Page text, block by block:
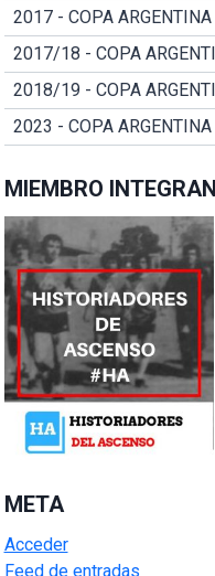
2017 - COPA ARGENTINA
2017/18 - COPA
2018/19 - COPA
2023 - COPA ARGENTINA
MIEMBRO
META
Acceder
Feed de entradas